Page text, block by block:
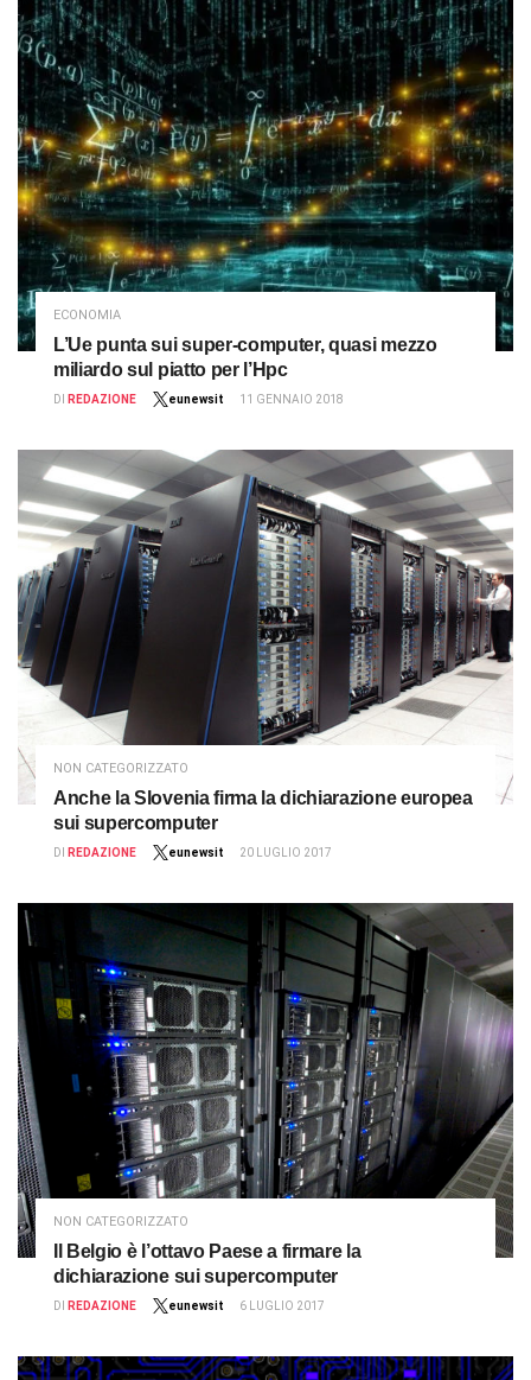
ECONOMIA
L’Ue punta sui super-computer, quasi mezzo
miliardo sul piatto per l’Hpc
DI REDAZIONE eunewsit 11 GENNAIO 2018
NON CATEGORIZZATO
Anche la Slovenia firma la dichiarazione europea
sui supercomputer
DI REDAZIONE eunewsit 20 LUGLIO 2017
NON CATEGORIZZATO
Il Belgio è l’ottavo Paese a firmare la
dichiarazione sui supercomputer
DI REDAZIONE eunewsit 6 LUGLIO 2017